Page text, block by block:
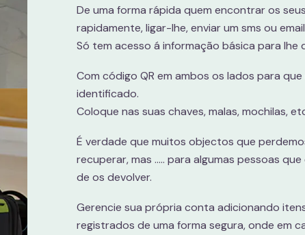
De uma forma rápida quem encontrar os
rapidamente, ligar-lhe, enviar um sms ou
Só tem acesso á informação básica para lhe
Com código QR em ambos os lados para
identificado.
Coloque nas suas chaves, malas, mochilas,
É verdade que muitos objectos que
recuperar, mas ..... para algumas pessoas
de os devolver.
Gerencie sua própria conta adicionando
registrados de uma forma segura, onde em